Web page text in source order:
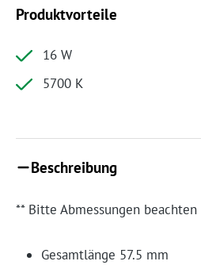
Produktvorteile
16 W
5700 K
Beschreibung
** Bitte Abmessungen beachten
Gesamtlänge 57.5 mm